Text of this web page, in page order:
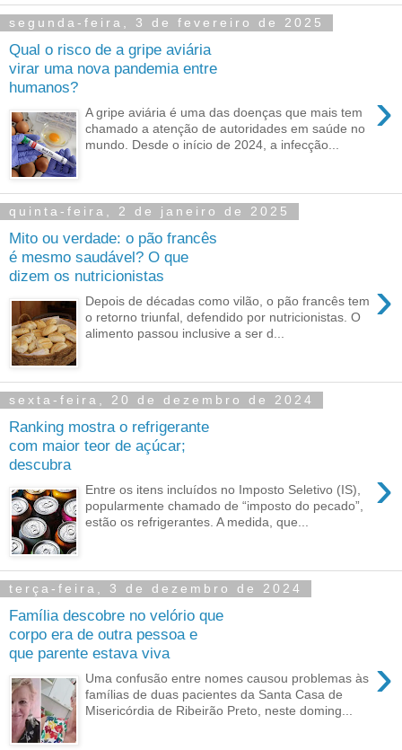
segunda-feira, 3 de fevereiro de 2025
Qual o risco de a gripe aviária
virar uma nova pandemia entre
humanos?
›
A gripe aviária é uma das doenças que mais tem
chamado a atenção de autoridades em saúde no
mundo. Desde o início de 2024, a infecção...
quinta-feira, 2 de janeiro de 2025
Mito ou verdade: o pão francês
é mesmo saudável? O que
dizem os nutricionistas
›
Depois de décadas como vilão, o pão francês tem
o retorno triunfal, defendido por nutricionistas. O
alimento passou inclusive a ser d...
sexta-feira, 20 de dezembro de 2024
Ranking mostra o refrigerante
com maior teor de açúcar;
descubra
›
Entre os itens incluídos no Imposto Seletivo (IS),
popularmente chamado de “imposto do pecado”,
estão os refrigerantes. A medida, que...
terça-feira, 3 de dezembro de 2024
Família descobre no velório que
corpo era de outra pessoa e
que parente estava viva
›
Uma confusão entre nomes causou problemas às
famílias de duas pacientes da Santa Casa de
Misericórdia de Ribeirão Preto, neste doming...